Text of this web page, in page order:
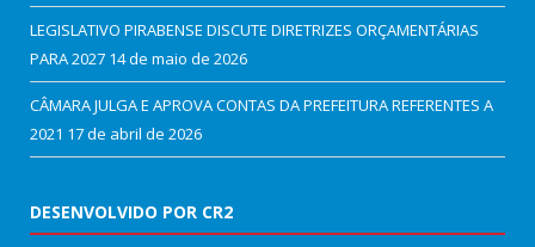
LEGISLATIVO PIRABENSE DISCUTE DIRETRIZES ORÇAMENTÁRIAS
PARA 2027 14 de maio de 2026
CÂMARA JULGA E APROVA CONTAS DA PREFEITURA REFERENTES A
2021 17 de abril de 2026
DESENVOLVIDO POR CR2